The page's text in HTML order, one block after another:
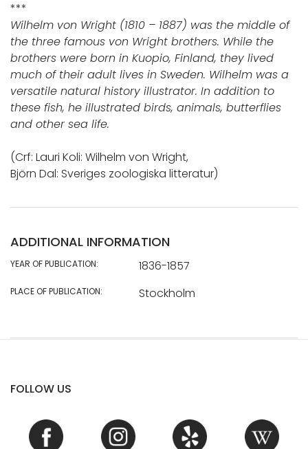
***
Wilhelm von Wright (1810 – 1887) was the middle of
the three famous von Wright brothers. While the
brothers were born in Kuopio, Finland, they lived
much of their adult lives in Sweden. Wilhelm was a
versatile natural history illustrator. In addition to
these fish, he illustrated birds, animals, butterflies
and other sea life.
(Crf: Lauri Koli: Wilhelm von Wright,
Björn Dal: Sveriges zoologiska litteratur)
ADDITIONAL INFORMATION
YEAR OF PUBLICATION: 1836-1857
PLACE OF PUBLICATION: Stockholm
FOLLOW US